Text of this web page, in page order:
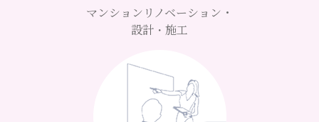
マンションリノベーション・
設計・施工